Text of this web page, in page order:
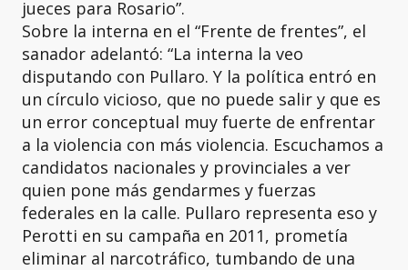
jueces para Rosario”.
Sobre la interna en el “Frente de frentes”, el
sanador adelantó: “La interna la veo
disputando con Pullaro. Y la política entró en
un círculo vicioso, que no puede salir y que es
un error conceptual muy fuerte de enfrentar
a la violencia con más violencia. Escuchamos a
candidatos nacionales y provinciales a ver
quien pone más gendarmes y fuerzas
federales en la calle. Pullaro representa eso y
Perotti en su campaña en 2011, prometía
eliminar al narcotráfico, tumbando de una